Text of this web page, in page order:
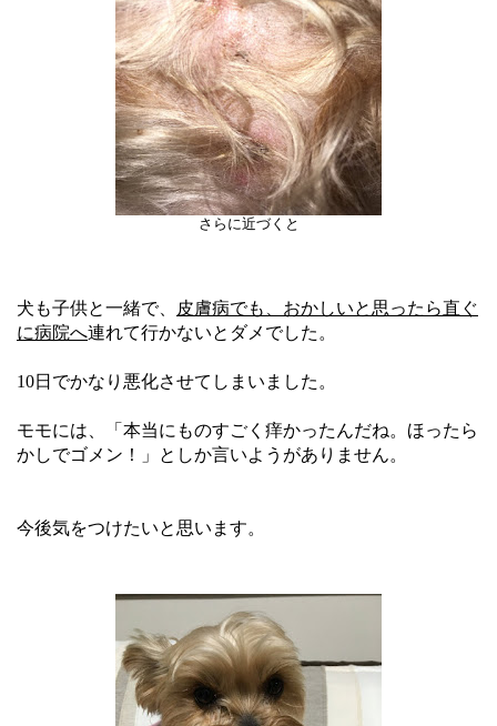
さらに近づくと
犬も子供と一緒で、
皮膚病でも、おかしいと思ったら直ぐ
に病院へ連れて行かないとダメでした。
10日でかなり悪化させてしまいました。
モモには、「本当にものすごく痒かったんだね。ほったら
かしでゴメン！」としか言いようがありません。
今後気をつけたいと思います。